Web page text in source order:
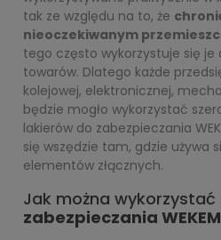
tak ze względu na to, że
nieoczekiwanym
tego często wykorzystuje się je
towarów. Dlatego każde
kolejowej, elektronicznej,
będzie mogło wykorzystać
lakierów do zabezpieczania
się wszędzie tam, gdzie używa
elementów złącznych.
Jak można wykorzystać
zabezpieczania WEKEM